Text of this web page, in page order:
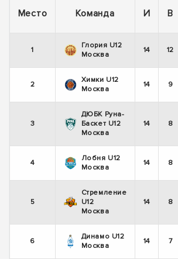
Место Команда И В
1
Глория U12
Москва
14 12
2
Химки U12
Москва
14 9
3
ДЮБК Руна-
Баскет U12
Москва
14 8
4
Лобня U12
Москва
14 8
5
Стремление
U12
Москва
14 8
6
Динамо U12
Москва
14 7